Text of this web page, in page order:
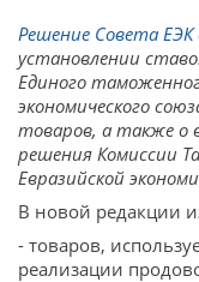
Решение Совета
установлении
Единого
экономического
товаров, а также о
решения Комиссии
Евразийской
В новой редакции
- товаров,
реализации